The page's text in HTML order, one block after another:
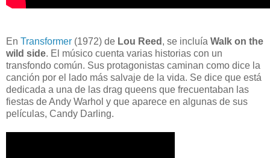
En Transformer (1972) de Lou Reed , se incluía Walk on the
wild side. El músico cuenta varias historias con un
transfondo común. Sus protagonistas caminan como dice la
canción por el lado más salvaje de la vida. Se dice que está
dedicada a una de las drag queens que frecuentaban las
fiestas de Andy Warhol y que aparece en algunas de sus
películas, Candy Darling.